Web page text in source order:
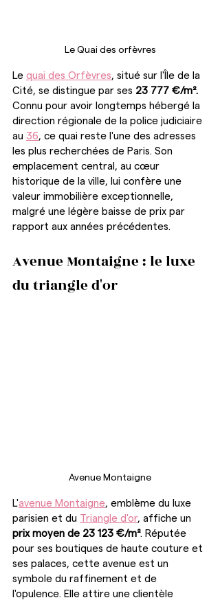
Le Quai des orfèvres
Le quai des Orfèvres, situé sur l'Île de la
Cité, se distingue par ses 23 777 €/m².
Connu pour avoir longtemps hébergé la
direction régionale de la police judiciaire
au 36, ce quai reste l'une des adresses
les plus recherchées de Paris. Son
emplacement central, au cœur
historique de la ville, lui confère une
valeur immobilière exceptionnelle,
malgré une légère baisse de prix par
rapport aux années précédentes.
Avenue Montaigne : le luxe
du triangle d'or
Avenue Montaigne
L'avenue Montaigne, emblème du luxe
parisien et du Triangle d'or, affiche un
prix moyen de 23 123 €/m². Réputée
pour ses boutiques de haute couture et
ses palaces, cette avenue est un
symbole du raffinement et de
l'opulence. Elle attire une clientèle